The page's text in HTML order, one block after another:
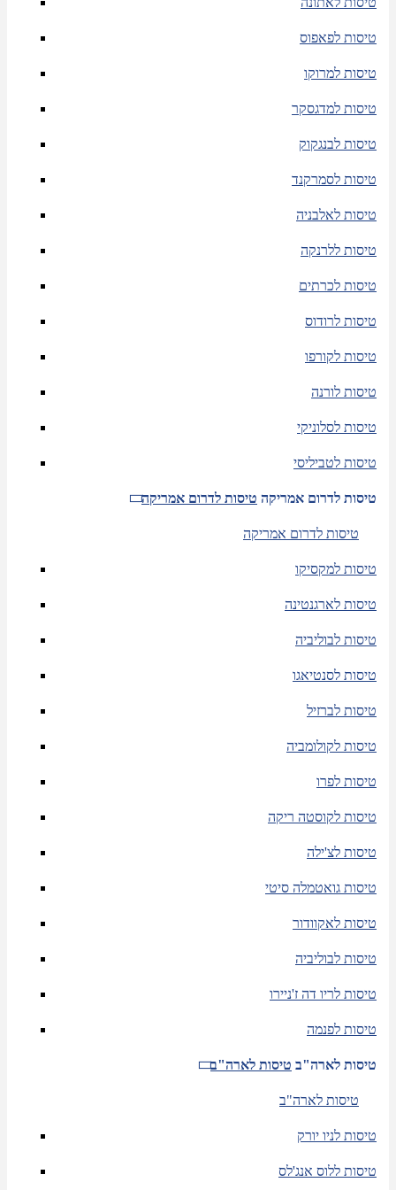
טיסות לפאפוס
טיסות למרוקו
טיסות למדגסקר
טיסות לבנגקוק
טיסות לסמרקנד
טיסות לאלבניה
טיסות ללרנקה
טיסות לכרתים
טיסות לרודוס
טיסות לקורפו
טיסות לורנה
טיסות לסלוניקי
טיסות לטביליסי
טיסות לדרום אמריקה טיסות לדרום אמריקה
טיסות לדרום אמריקה
טיסות למקסיקו
טיסות לארגנטינה
טיסות לבוליביה
טיסות לסנטיאגו
טיסות לברזיל
טיסות לקולומביה
טיסות לפרו
טיסות לקוסטה ריקה
טיסות לצ'ילה
טיסות גואטמלה סיטי
טיסות לאקוודור
טיסות לבוליביה
טיסות לריו דה ז'ניירו
טיסות לפנמה
טיסות לארה"ב טיסות לארה"ב
טיסות לארה"ב
טיסות לניו יורק
טיסות ללוס אנג'לס